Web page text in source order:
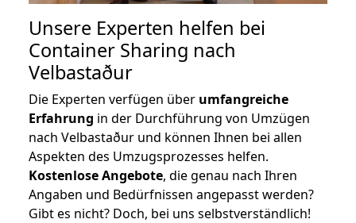
Unsere Experten helfen bei
Container Sharing nach
Velbastaður
Die Experten verfügen über umfangreiche
Erfahrung in der Durchführung von Umzügen
nach Velbastaður und können Ihnen bei allen
Aspekten des Umzugsprozesses helfen.
Kostenlose Angebote, die genau nach Ihren
Angaben und Bedürfnissen angepasst werden?
Gibt es nicht? Doch, bei uns selbstverständlich!